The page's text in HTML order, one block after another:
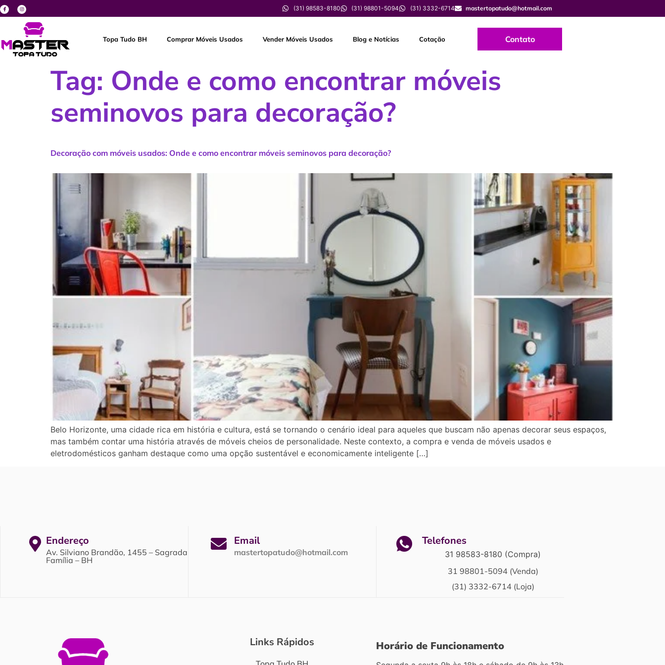
(31) 98583-8180 (31) 98801-5094 (31) 3332-6714 mastertopatudo@hotmail.com
Topa Tudo BH Comprar Móveis Usados Vender Móveis Usados Blog e Notícias Cotação Contato
Tag: Onde e como encontrar móveis
seminovos para decoração?
Decoração com móveis usados: Onde e como encontrar móveis seminovos para decoração?
Belo Horizonte, uma cidade rica em história e cultura, está se tornando o cenário ideal para aqueles que buscam não apenas decorar seus espaços,
mas também contar uma história através de móveis cheios de personalidade. Neste contexto, a compra e venda de móveis usados e
eletrodomésticos ganham destaque como uma opção sustentável e economicamente inteligente […]
Endereço
Av. Silviano Brandão, 1455 – Sagrada
Família – BH
Email
mastertopatudo@hotmail.com
Telefones
31 98583-8180 (Compra)
31 98801-5094 (Venda)
(31) 3332-6714 (Loja)
Links Rápidos Horário de Funcionamento